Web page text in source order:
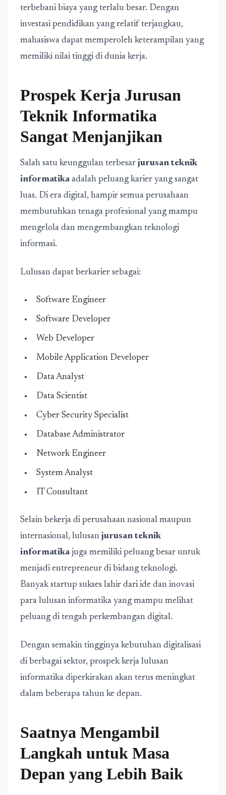
terbebani biaya yang terlalu besar. Dengan
investasi pendidikan yang relatif terjangkau,
mahasiswa dapat memperoleh keterampilan yang
memiliki nilai tinggi di dunia kerja.
Prospek Kerja Jurusan
Teknik Informatika
Sangat Menjanjikan
Salah satu keunggulan terbesar jurusan teknik
informatikaadalah peluang karier yang sangat
luas. Di era digital, hampir semua perusahaan
membutuhkan tenaga profesional yang mampu
mengelola dan mengembangkan teknologi
informasi.
Lulusan dapat berkarier sebagai:
Software Engineer
Software Developer
Web Developer
Mobile Application Developer
Data Analyst
Data Scientist
Cyber Security Specialist
Database Administrator
Network Engineer
System Analyst
IT Consultant
Selain bekerja di perusahaan nasional maupun
internasional, lulusan jurusan teknik
informatikajuga memiliki peluang besar untuk
menjadi entrepreneur di bidang teknologi.
Banyak startup sukses lahir dari ide dan inovasi
para lulusan informatika yang mampu melihat
peluang di tengah perkembangan digital.
Dengan semakin tingginya kebutuhan digitalisasi
di berbagai sektor, prospek kerja lulusan
informatika diperkirakan akan terus meningkat
dalam beberapa tahun ke depan.
Saatnya Mengambil
Langkah untuk Masa
Depan yang Lebih Baik